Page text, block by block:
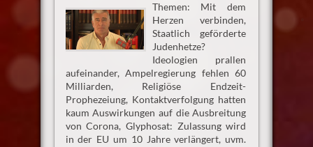
Themen: Mit dem
Herzen verbinden,
Staatlich geförderte
Judenhetze?
Ideologien prallen
aufeinander, Ampelregierung fehlen 60
Milliarden, Religiöse Endzeit-
Prophezeiung, Kontaktverfolgung hatten
kaum Auswirkungen auf die Ausbreitung
von Corona, Glyphosat: Zulassung wird
in der EU um 10 Jahre verlängert, uvm.